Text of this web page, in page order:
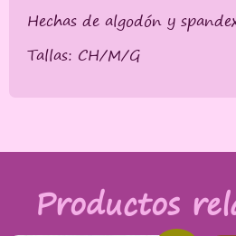
Hechas de algodón y
Tallas: CH/M/G
Productos